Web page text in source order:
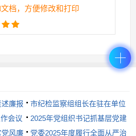
一步提升。三是监督检查的力度
检查覆盖面不够广、深度不够深
格，个别科室和干部职工存在制
扣的现象，制度的刚性约束力有
档，方便修改和打印
廉报
市纪检监察组组长在驻在单位
2025年度党风廉政建设工作会
议上的廉政讲话
会议
2025年党组织书记抓基层党建
和述责述廉述职报告
风廉 党委2025年度履行全面从严治